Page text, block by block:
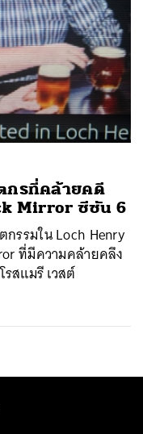
กรที่คล้ายคดี
Mirror ซีซัน 6
กรรมใน Loch Henry
ที่มีความคล้ายคลึง
สแมรี เวสต์
EMAIL